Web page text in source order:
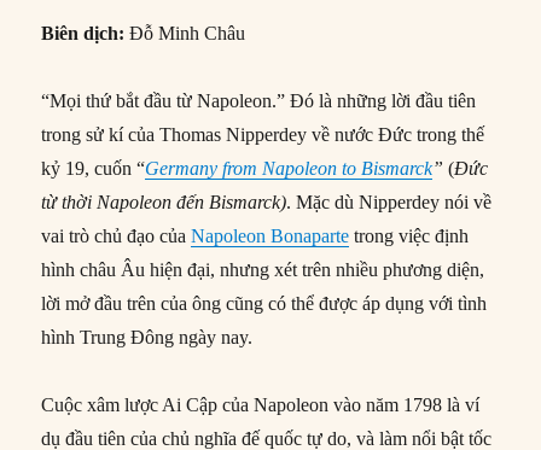
Biên dịch:Đỗ Minh Châu
“Mọi thứ bắt đầu từ Napoleon.” Đó là những lời đầu tiên
trong sử kí của Thomas Nipperdey về nước Đức trong thế
kỷ 19, cuốn “Germany from Napoleon to Bismarck” (Đức
từ thời Napoleon đến Bismarck). Mặc dù Nipperdey nói về
vai trò chủ đạo củaNapoleon Bonaparte trong việc định
hình châu Âu hiện đại, nhưng xét trên nhiều phương diện,
lời mở đầu trên của ông cũng có thể được áp dụng với tình
hình Trung Đông ngày nay.
Cuộc xâm lược Ai Cập của Napoleon vào năm 1798 là ví
dụ đầu tiên của chủ nghĩa đế quốc tự do, và làm nổi bật tốc